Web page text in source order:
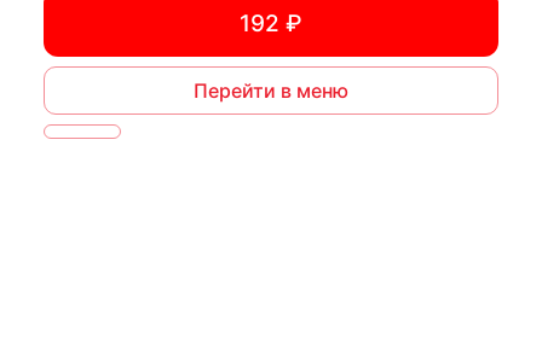
192 ₽
Перейти в меню